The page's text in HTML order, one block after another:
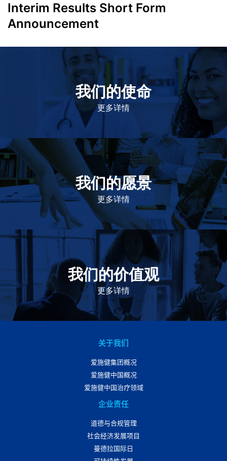
Interim Results Short Form
Announcement
我们的使命
更多详情
致力于提高患者的生命健康和质量
我们的愿景
更多详情
作为一个负责任的企业公民，在全球提供优质和患者可
及的药物，传递我们的价值。
我们的价值观
更多详情
我们的价值观是爱施健存立和发展的基石。集团上下以
此为指引，为实现集团目标而共同奋斗。
关于我们
爱施健集团概况
爱施健中国概况
爱施健中国治疗领域
企业责任
道德与合规管理
社会经济发展项目
曼德拉国际日